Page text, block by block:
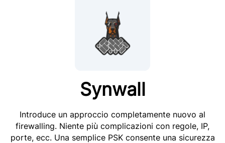
Synwall
Introduce un approccio completamente nuovo al
firewalling. Niente più complicazioni con regole, IP,
porte, ecc. Una semplice PSK consente una sicurezza